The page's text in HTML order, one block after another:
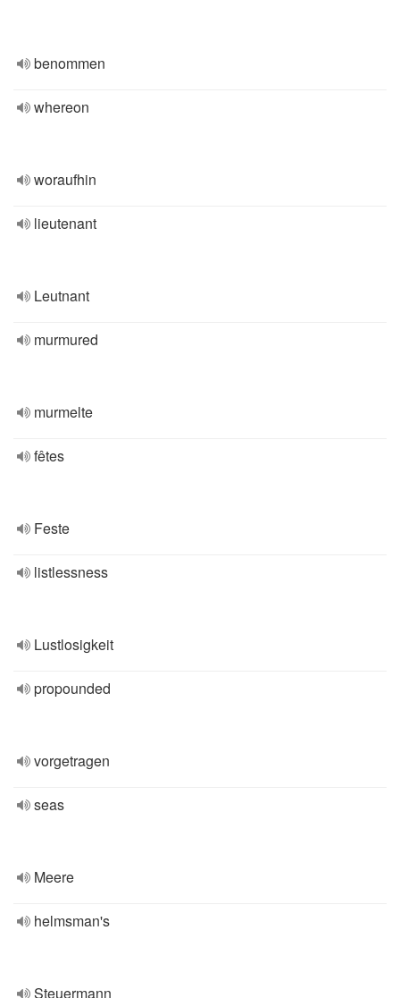
benommen
whereon
woraufhin
lieutenant
Leutnant
murmured
murmelte
fêtes
Feste
listlessness
Lustlosigkeit
propounded
vorgetragen
seas
Meere
helmsman's
Steuermann